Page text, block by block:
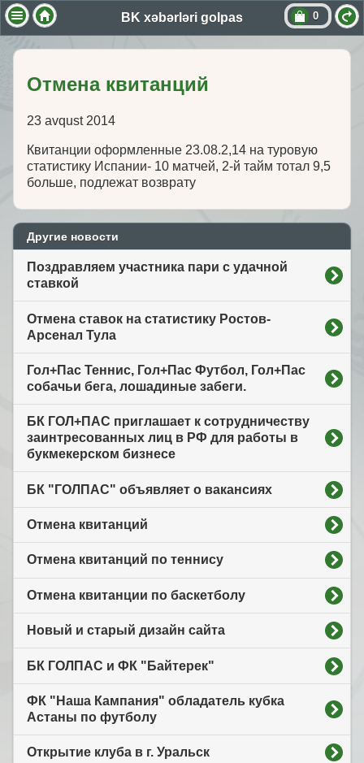
BK xəbərləri golpas 0
Отмена квитанций
23 avqust 2014
Квитанции оформленные 23.08.2,14 на туровую
статистику Испании- 10 матчей, 2-й тайм тотал 9,5
больше, подлежат возврату
Другие новости
Поздравляем участника пари с удачной
ставкой
Отмена ставок на статистику Ростов-
Арсенал Тула
Гол+Пас Теннис, Гол+Пас Футбол, Гол+Пас
собачьи бега, лошадиные забеги.
БК ГОЛ+ПАС приглашает к сотрудничеству
заинтресованных лиц в РФ для работы в
букмекерском бизнесе
БК "ГОЛПАС" объявляет о вакансиях
Отмена квитанций
Отмена квитанций по теннису
Отмена квитанции по баскетболу
Новый и старый дизайн сайта
БК ГОЛПАС и ФК "Байтерек"
ФК "Наша Кампания" обладатель кубка
Астаны по футболу
Открытие клуба в г. Уральск